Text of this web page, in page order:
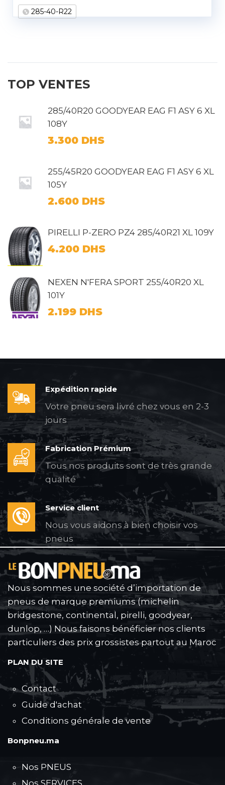
285-40-R22
TOP VENTES
285/40R20 GOODYEAR EAG F1 ASY 6 XL
108Y
3.300 DHS
255/45R20 GOODYEAR EAG F1 ASY 6 XL
105Y
2.600 DHS
PIRELLI P-ZERO PZ4 285/40R21 XL 109Y
4.200 DHS
NEXEN N'FERA SPORT 255/40R20 XL
101Y
2.199 DHS
Expédition rapide
Votre pneu sera livré chez vous en 2-3
jours
Fabrication Prémium
Tous nos produits sont de très grande
qualité
Service client
Nous vous aidons à bien choisir vos
pneus
Nous sommes une société d’importation de
pneus de marque premiums (michelin
bridgestone, continental, pirelli, goodyear,
dunlop, …) Nous faisons bénéficier nos clients
particuliers des prix grossistes partout au Maroc
PLAN DU SITE
Contact
Guide d'achat
Conditions générale de vente
Bonpneu.ma
Nos PNEUS